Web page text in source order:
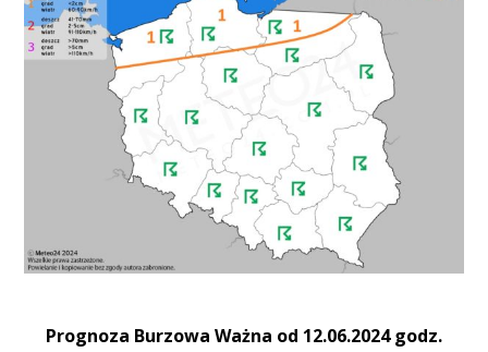
Prognoza Burzowa Ważna od 12.06.2024 godz.